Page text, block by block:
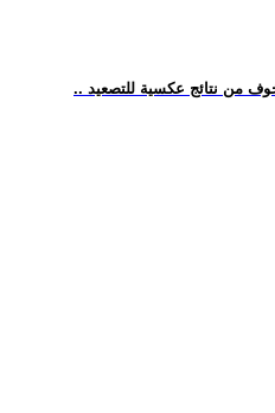
من نتائج عكسية للتصعيد